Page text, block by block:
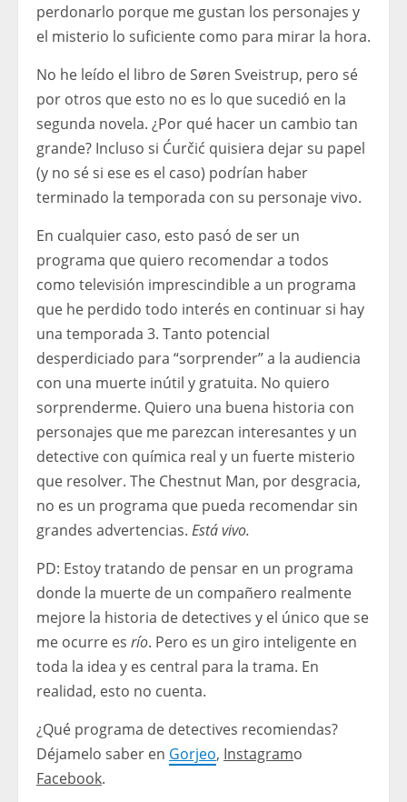
perdonarlo porque me gustan los personajes y
el misterio lo suficiente como para mirar la hora.
No he leído el libro de Søren Sveistrup, pero sé
por otros que esto no es lo que sucedió en la
segunda novela. ¿Por qué hacer un cambio tan
grande? Incluso si Ćurčić quisiera dejar su papel
(y no sé si ese es el caso) podrían haber
terminado la temporada con su personaje vivo.
En cualquier caso, esto pasó de ser un
programa que quiero recomendar a todos
como televisión imprescindible a un programa
que he perdido todo interés en continuar si hay
una temporada 3. Tanto potencial
desperdiciado para “sorprender” a la audiencia
con una muerte inútil y gratuita. No quiero
sorprenderme. Quiero una buena historia con
personajes que me parezcan interesantes y un
detective con química real y un fuerte misterio
que resolver. The Chestnut Man, por desgracia,
no es un programa que pueda recomendar sin
grandes advertencias. Está vivo.
PD: Estoy tratando de pensar en un programa
donde la muerte de un compañero realmente
mejore la historia de detectives y el único que se
me ocurre es río. Pero es un giro inteligente en
toda la idea y es central para la trama. En
realidad, esto no cuenta.
¿Qué programa de detectives recomiendas?
Déjamelo saber en Gorjeo, Instagramo
Facebook.